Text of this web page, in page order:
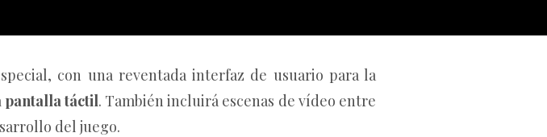
con una reventada interfaz de usuario para la
pantalla táctil. También incluirá escenas de vídeo entre
del juego.